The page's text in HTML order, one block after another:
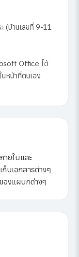
(บ้านเลขที่ 9-11
Office ได้
หน้าที่ตนเอง
ยในและ
บเอกสารต่างๆ
งแผนกต่างๆ